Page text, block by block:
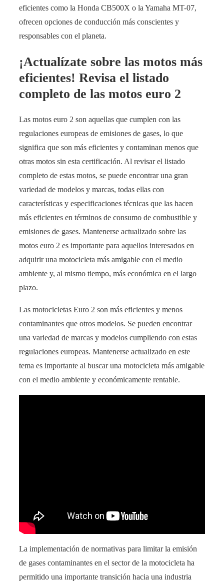
eficientes como la Honda CB500X o la Yamaha MT-07,
ofrecen opciones de conducción más conscientes y
responsables con el planeta.
¡Actualízate sobre las motos más
eficientes! Revisa el listado
completo de las motos euro 2
Las motos euro 2 son aquellas que cumplen con las
regulaciones europeas de emisiones de gases, lo que
significa que son más eficientes y contaminan menos que
otras motos sin esta certificación. Al revisar el listado
completo de estas motos, se puede encontrar una gran
variedad de modelos y marcas, todas ellas con
características y especificaciones técnicas que las hacen
más eficientes en términos de consumo de combustible y
emisiones de gases. Mantenerse actualizado sobre las
motos euro 2 es importante para aquellos interesados en
adquirir una motocicleta más amigable con el medio
ambiente y, al mismo tiempo, más económica en el largo
plazo.
Las motocicletas Euro 2 son más eficientes y menos
contaminantes que otros modelos. Se pueden encontrar
una variedad de marcas y modelos cumpliendo con estas
regulaciones europeas. Mantenerse actualizado en este
tema es importante al buscar una motocicleta más amigable
con el medio ambiente y económicamente rentable.
La implementación de normativas para limitar la emisión
de gases contaminantes en el sector de la motocicleta ha
permitido una importante transición hacia una industria